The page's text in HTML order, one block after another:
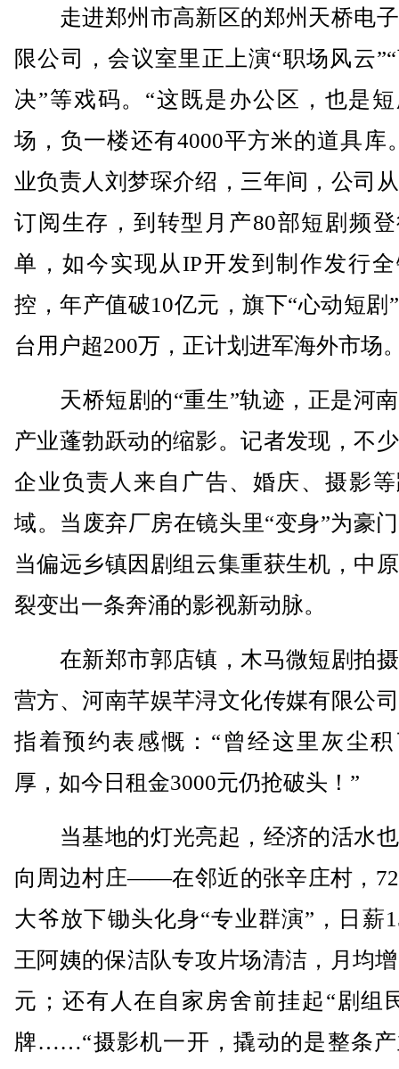
走进郑州市高新区的郑州天桥电
限公司，会议室里正上演“职场风云
决”等戏码。“这既是办公区，也是
场，负一楼还有4000平方米的道具库
业负责人刘梦琛介绍，三年间，公司
订阅生存，到转型月产80部短剧频
单，如今实现从IP开发到制作发行
控，年产值破10亿元，旗下“心动短剧
台用户超200万，正计划进军海外市场
天桥短剧的“重生”轨迹，正是河
产业蓬勃跃动的缩影。记者发现，不
企业负责人来自广告、婚庆、摄影
域。当废弃厂房在镜头里“变身”为豪
当偏远乡镇因剧组云集重获生机，中
裂变出一条奔涌的影视新动脉。
在新郑市郭店镇，木马微短剧拍
营方、河南芊娱芊浔文化传媒有限公
指着预约表感慨：“曾经这里灰尘
厚，如今日租金3000元仍抢破头！”
当基地的灯光亮起，经济的活水
向周边村庄——在邻近的张辛庄村，
大爷放下锄头化身“专业群演”，日薪
王阿姨的保洁队专攻片场清洁，月均
元；还有人在自家房舍前挂起“剧组
牌……“摄影机一开，撬动的是整条